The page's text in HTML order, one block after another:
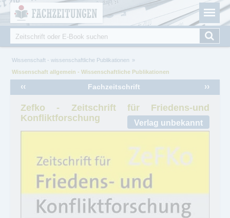
Fachzeitungen.de - Das unabhängige Portal für
Fachmagazine Fachpublikationen & eBooks
Suche
Sie sind hier
Wissenschaft - wissenschaftliche Publikationen
Wissenschaft allgemein - Wissenschaftliche Publikationen
Fachzeitschrift
‹‹ ››
Zefko - Zeitschrift für Friedens-und
Konfliktforschung
Cookie-Einstellungen